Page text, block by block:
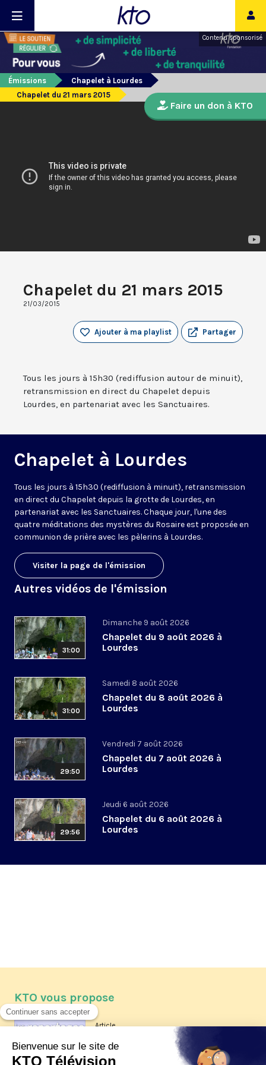
Contenu sponsorisé
Émissions
Chapelet à Lourdes
Chapelet du 21 mars 2015
Chapelet du 21 mars 2015
21/03/2015
Partager
Ajouter à ma playlist
Tous les jours à 15h30 (rediffusion autour de minuit),
retransmission en direct du Chapelet depuis
Lourdes, en partenariat avec les Sanctuaires.
Chapelet à Lourdes
Tous les jours à 15h30 (rediffusion à minuit), retransmission
en direct du Chapelet depuis la grotte de Lourdes, en
partenariat avec les Sanctuaires. Chaque jour, l'une des
quatre méditations des mystères du Rosaire est proposée en
communion de prière avec les pèlerins à Lourdes.
Visiter la page de l'émission
Autres vidéos de l'émission
31:00
Dimanche 9 août 2026
Chapelet du 9 août 2026 à
Lourdes
31:00
Samedi 8 août 2026
Chapelet du 8 août 2026 à
Lourdes
29:50
Vendredi 7 août 2026
Chapelet du 7 août 2026 à
Lourdes
29:56
Jeudi 6 août 2026
Chapelet du 6 août 2026 à
Lourdes
Faire un don à KTO
KTO vous propose
Article
Les reportages d'été 2026 de KTO